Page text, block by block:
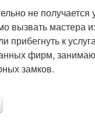
не получается
вызвать мастера
прибегнуть к
фирм,
замков.